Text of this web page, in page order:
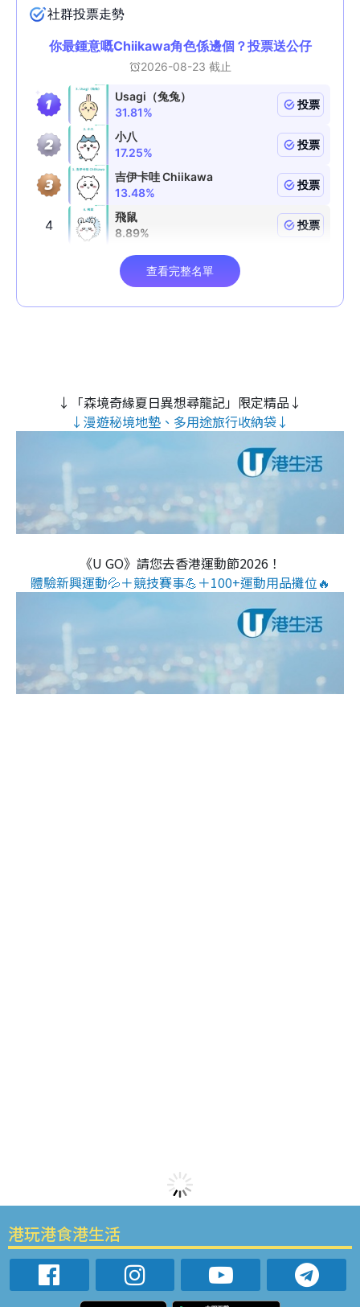
↓「森境奇緣夏日異想尋龍記」限定精品↓
↓漫遊秘境地墊、多用途旅行收納袋↓
《U GO》請您去香港運動節2026！
體驗新興運動💦＋競技賽事💪＋100+運動用品攤位🔥
港玩港食港生活